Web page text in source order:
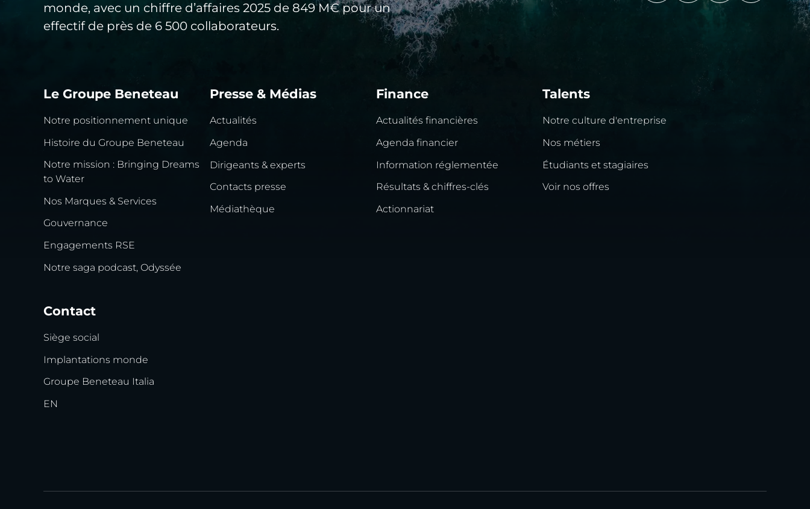
monde, avec un chiffre d’affaires 2025 de 849 M€ pour un
effectif de près de 6 500 collaborateurs.
Le Groupe Beneteau
Notre positionnement unique
Histoire du Groupe Beneteau
Notre mission : Bringing Dreams
to Water
Nos Marques & Services
Gouvernance
Engagements RSE
Notre saga podcast, Odyssée
Presse & Médias
Actualités
Agenda
Dirigeants & experts
Contacts presse
Médiathèque
Finance
Actualités financières
Agenda financier
Information réglementée
Résultats & chiffres-clés
Actionnariat
Talents
Notre culture d'entreprise
Nos métiers
Étudiants et stagiaires
Voir nos offres
Contact
Siège social
Implantations monde
Groupe Beneteau Italia
EN